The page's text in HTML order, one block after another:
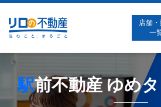
店舗
一
駅前不動産 ゆめ